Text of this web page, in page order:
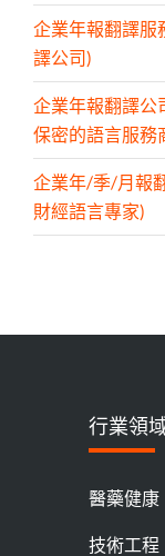
企業年報翻譯服
譯公司)
企業年報翻譯公
保密的語言服務
企業年/季/月報
財經語言專家)
行業領
醫藥健康
技術工程